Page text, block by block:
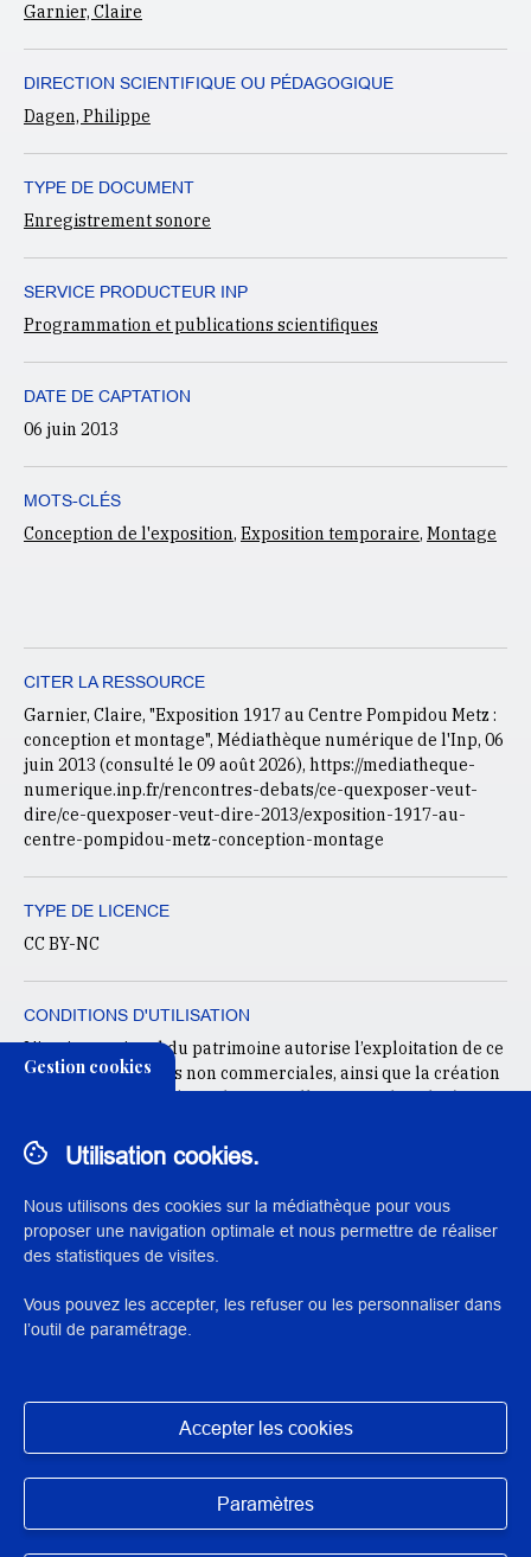
Garnier, Claire
DIRECTION SCIENTIFIQUE OU PÉDAGOGIQUE
Dagen, Philippe
TYPE DE DOCUMENT
Enregistrement sonore
SERVICE PRODUCTEUR INP
Programmation et publications scientifiques
DATE DE CAPTATION
06 juin 2013
MOTS-CLÉS
Conception de l'exposition, Exposition temporaire, Montage
CITER LA RESSOURCE
Garnier, Claire, "Exposition 1917 au Centre Pompidou Metz :
conception et montage", Médiathèque numérique de l'Inp, 06
juin 2013 (consulté le 09 août 2026), https://mediatheque-
numerique.inp.fr/rencontres-debats/ce-quexposer-veut-
dire/ce-quexposer-veut-dire-2013/exposition-1917-au-
centre-pompidou-metz-conception-montage
TYPE DE LICENCE
CC BY-NC
CONDITIONS D'UTILISATION
L'institut national du patrimoine autorise l’exploitation de ce
document à des fins non commerciales, ainsi que la création
d’œuvres dérivées, à condition qu’elles soient distribuées
Affiche de l'exposition - Tous droits réservés
Exposition des données
Mentions légales
Gestion cookies
Utilisation cookies.
Nous utilisons des cookies sur la médiathèque pour vous
proposer une navigation optimale et nous permettre de réaliser
des statistiques de visites.
Vous pouvez les accepter, les refuser ou les personnaliser dans
l’outil de paramétrage.
Accepter les cookies
Paramètres